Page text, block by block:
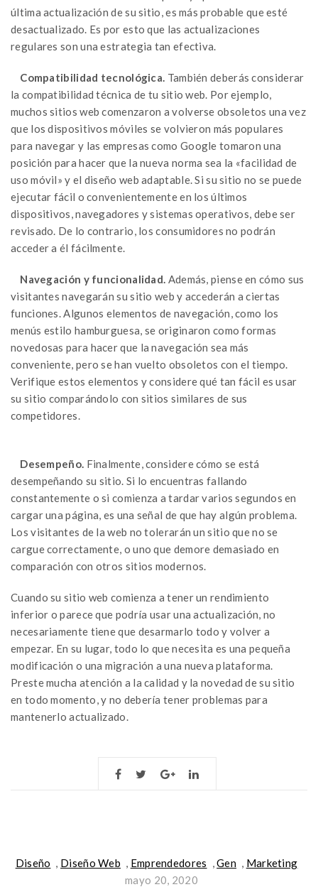
última actualización de su sitio, es más probable que esté
desactualizado. Es por esto que las actualizaciones
regulares son una estrategia tan efectiva.
Compatibilidad tecnológica. También deberás considerar
la compatibilidad técnica de tu sitio web. Por ejemplo,
muchos sitios web comenzaron a volverse obsoletos una vez
que los dispositivos móviles se volvieron más populares
para navegar y las empresas como Google tomaron una
posición para hacer que la nueva norma sea la «facilidad de
uso móvil» y el diseño web adaptable. Si su sitio no se puede
ejecutar fácil o convenientemente en los últimos
dispositivos, navegadores y sistemas operativos, debe ser
revisado. De lo contrario, los consumidores no podrán
acceder a él fácilmente.
Navegación y funcionalidad. Además, piense en cómo sus
visitantes navegarán su sitio web y accederán a ciertas
funciones. Algunos elementos de navegación, como los
menús estilo hamburguesa, se originaron como formas
novedosas para hacer que la navegación sea más
conveniente, pero se han vuelto obsoletos con el tiempo.
Verifique estos elementos y considere qué tan fácil es usar
su sitio comparándolo con sitios similares de sus
competidores.
Desempeño. Finalmente, considere cómo se está
desempeñando su sitio. Si lo encuentras fallando
constantemente o si comienza a tardar varios segundos en
cargar una página, es una señal de que hay algún problema.
Los visitantes de la web no tolerarán un sitio que no se
cargue correctamente, o uno que demore demasiado en
comparación con otros sitios modernos.
Cuando su sitio web comienza a tener un rendimiento
inferior o parece que podría usar una actualización, no
necesariamente tiene que desarmarlo todo y volver a
empezar. En su lugar, todo lo que necesita es una pequeña
modificación o una migración a una nueva plataforma.
Preste mucha atención a la calidad y la novedad de su sitio
en todo momento, y no debería tener problemas para
mantenerlo actualizado.
Diseño , Diseño Web , Emprendedores ,Gen , Marketing
mayo 20, 2020